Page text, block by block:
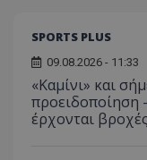
SPORTS PLUS
09.08.2026 - 11:33
«Καμίνι» και
προειδοποίηση
έρχονται